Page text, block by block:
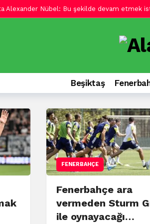
Vincenzo Italiano: Daha şiddetli olmamız
Hradec Kralove’yi yendi! Avantajı
yeni transferi Salah telefonuyla o anları
Salah, Trabzonspor ile ilk antrenmanında
Muhammed Salah için görkemli tören!
Bu formayla goller atmak benim hayalim
Beşiktaş
FENERBAHÇE
Fenerbahçe ara
vermeden Sturm
ile oynayacağı…